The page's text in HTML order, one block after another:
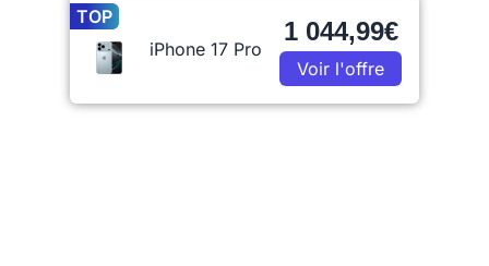
TOP
iPhone 17 Pro
1 044,99€
Voir l'offre